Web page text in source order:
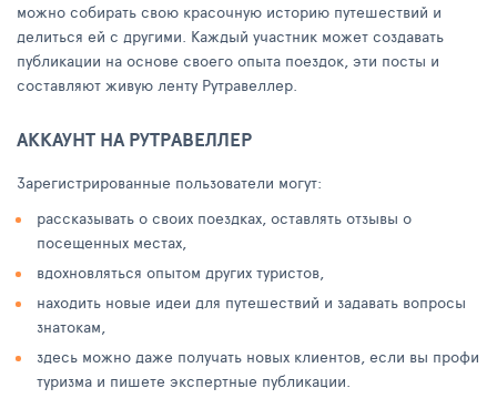
можно собирать свою красочную историю путешествий и
делиться ей с другими. Каждый участник может создавать
публикации на основе своего опыта поездок, эти посты и
составляют живую ленту Рутравеллер.
АККАУНТ НА РУТРАВЕЛЛЕР
Зарегистрированные пользователи могут:
рассказывать о своих поездках, оставлять отзывы о
посещенных местах,
вдохновляться опытом других туристов,
находить новые идеи для путешествий и задавать вопросы
знатокам,
здесь можно даже получать новых клиентов, если вы профи
туризма и пишете экспертные публикации.